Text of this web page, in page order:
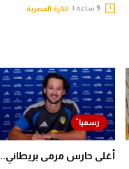
الكرة المصرية
أغلى حارس مرمى بريطاني..